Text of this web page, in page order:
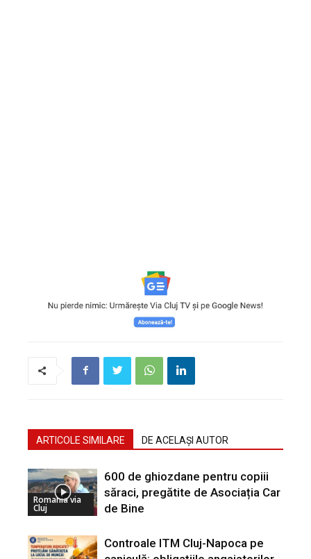
ARTICOLE SIMILARE DE ACELAȘI AUTOR
Romania via
Cluj
600 de ghiozdane pentru copiii
săraci, pregătite de Asociația Car
de Bine
Controale ITM Cluj-Napoca pe